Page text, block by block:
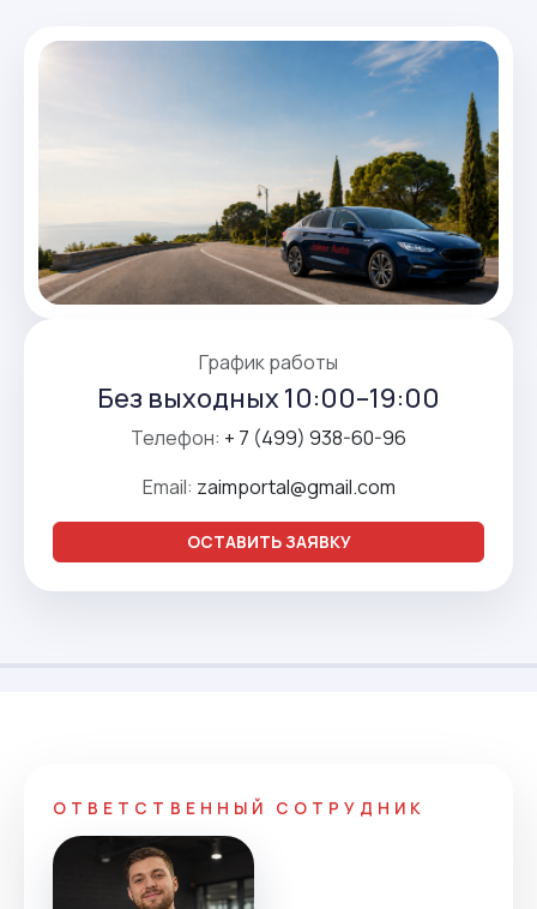
График работы
Без выходных 10:00–19:00
Телефон: + 7 (499) 938-60-96
Email: zaimportal@gmail.com
ОСТАВИТЬ ЗАЯВКУ
ОТВЕТСТВЕННЫЙ СОТРУДНИК